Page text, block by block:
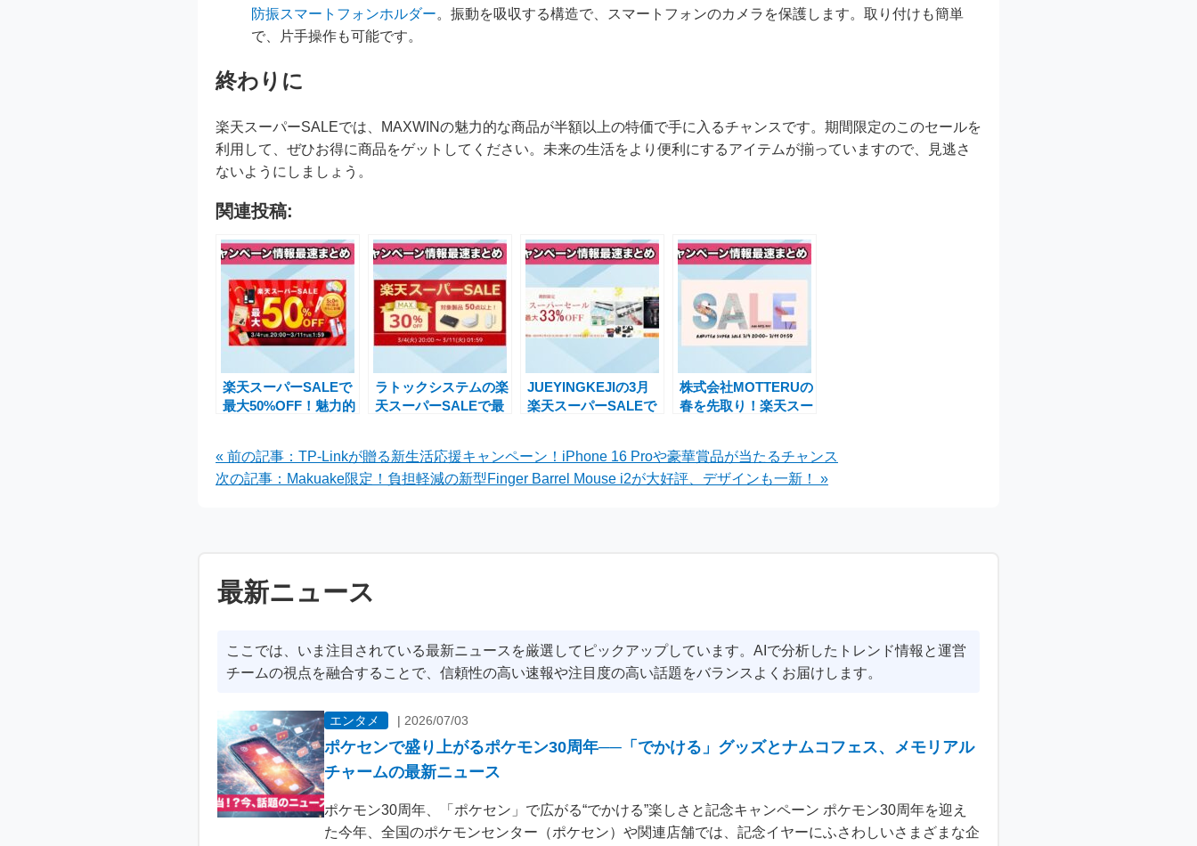
防振スマートフォンホルダー。振動を吸収する構造で、スマートフォンのカメラを保護します。取り付けも簡単
で、片手操作も可能です。
終わりに
楽天スーパーSALEでは、MAXWINの魅力的な商品が半額以上の特価で手に入るチャンスです。期間限定のこのセールを
利用して、ぜひお得に商品をゲットしてください。未来の生活をより便利にするアイテムが揃っていますので、見逃さ
ないようにしましょう。
関連投稿:
楽天スーパーSALEで
最大50%OFF！魅力的
ラトックシステムの楽
天スーパーSALEで最
開催中
JUEYINGKEJIの3月
楽天スーパーSALEで
株式会社MOTTERUの
春を先取り！楽天スー
« 前の記事：TP-Linkが贈る新生活応援キャンペーン！iPhone 16 Proや豪華賞品が当たるチャンス
次の記事：Makuake限定！負担軽減の新型Finger Barrel Mouse i2が大好評、デザインも一新！ »
最新ニュース
ここでは、いま注目されている最新ニュースを厳選してピックアップしています。AIで分析したトレンド情報と運営
チームの視点を融合することで、信頼性の高い速報や注目度の高い話題をバランスよくお届けします。
エンタメ | 2026/07/03
ポケセンで盛り上がるポケモン30周年──「でかける」グッズとナムコフェス、メモリアル
チャームの最新ニュース
ポケモン30周年、「ポケセン」で広がる“でかける”楽しさと記念キャンペーン ポケモン30周年を迎え
た今年、全国のポケモンセンター（ポケセン）や関連店舗では、記念イヤーにふさわしいさまざまな企